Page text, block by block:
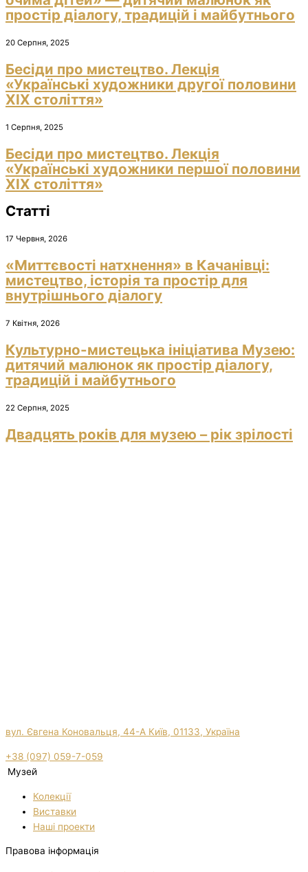
простір діалогу, традицій і майбутнього
20 Серпня, 2025
Бесіди про мистецтво. Лекція
«Українські художники другої половини
ХІХ століття»
1 Серпня, 2025
Бесіди про мистецтво. Лекція
«Українські художники першої половини
ХІХ століття»
Статті
17 Червня, 2026
«Миттєвості натхнення» в Качанівці:
мистецтво, історія та простір для
внутрішнього діалогу
7 Квітня, 2026
Культурно-мистецька ініціатива Музею:
дитячий малюнок як простір діалогу,
традицій і майбутнього
22 Серпня, 2025
Двадцять років для музею – рік зрілості
вул. Євгена Коновальця, 44-А Київ, 01133, Україна
+38 (097) 059-7-059
Музей
Колекції
Виставки
Нашi проекти
Правова інформація